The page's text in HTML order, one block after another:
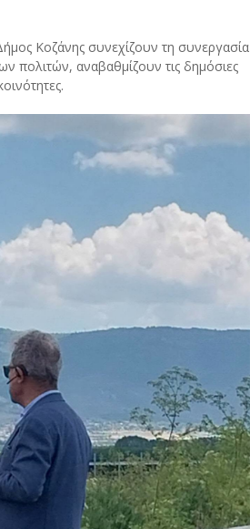
Κοζάνης συνεχίζουν τη συνεργασία
πολιτών, αναβαθμίζουν τις δημόσιες